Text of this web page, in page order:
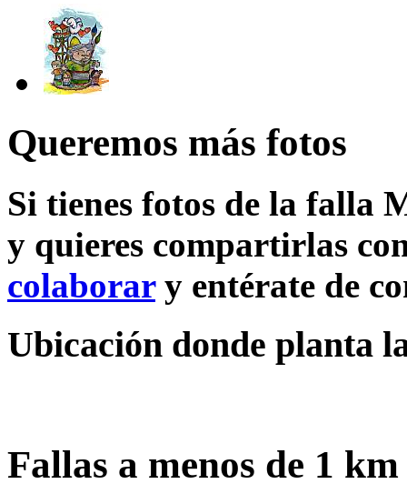
Queremos más fotos
Si tienes fotos de la falla
y quieres compartirlas
colaborary entérate de
Ubicación donde planta
Fallas a menos de 1